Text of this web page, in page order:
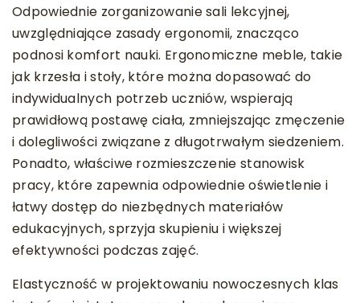
Odpowiednie zorganizowanie sali lekcyjnej,
uwzględniające zasady ergonomii, znacząco
podnosi komfort nauki. Ergonomiczne meble, takie
jak krzesła i stoły, które można dopasować do
indywidualnych potrzeb uczniów, wspierają
prawidłową postawę ciała, zmniejszając zmęczenie
i dolegliwości związane z długotrwałym siedzeniem.
Ponadto, właściwe rozmieszczenie stanowisk
pracy, które zapewnia odpowiednie oświetlenie i
łatwy dostęp do niezbędnych materiałów
edukacyjnych, sprzyja skupieniu i większej
efektywności podczas zajęć.
Elastyczność w projektowaniu nowoczesnych klas